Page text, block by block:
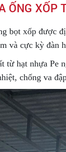
ỐNG XỐP
bọt xốp được
và cực kỳ đàn
từ hạt nhựa
chống va